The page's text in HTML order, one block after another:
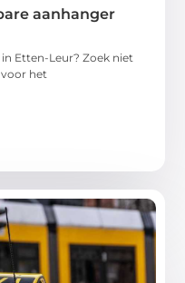
aanhanger
Etten-Leur? Zoek niet
het